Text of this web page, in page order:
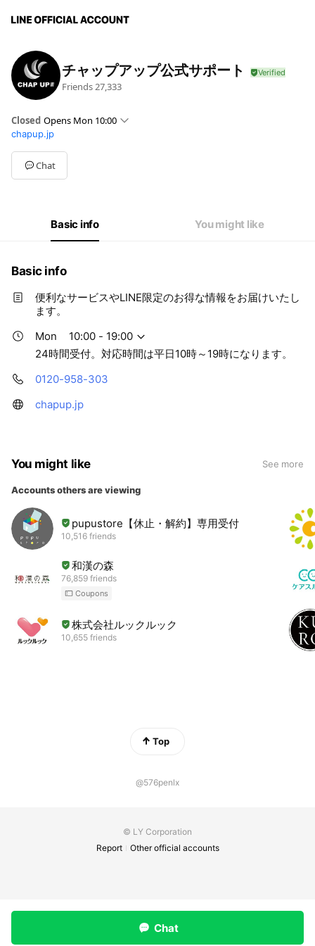
チャップアップ公式サポート
Friends 27,333
Closed Opens Mon 10:00
SunClosed
Mon10:00 - 19:00
Tue10:00 - 19:00
Wed10:00 - 19:00
24時間受付。対応時間は平日10時～19時になります。
chapup.jp
Chat
Basic info You might like
Basic info
便利なサービスやLINE限定のお得な情報をお届けいたし
ます。
Mon
10:00 - 19:00
24時間受付。対応時間は平日10時～19時になります。
0120-958-303
chapup.jp
You might like See more
Accounts others are viewing
pupustore【休止・解約】専用受付
10,516 friends
和漢の森
76,859 friends
Coupons
株式会社ルックルック
10,655 friends
Top
@576penlx
© LY Corporation
Report
Other official accounts
Chat